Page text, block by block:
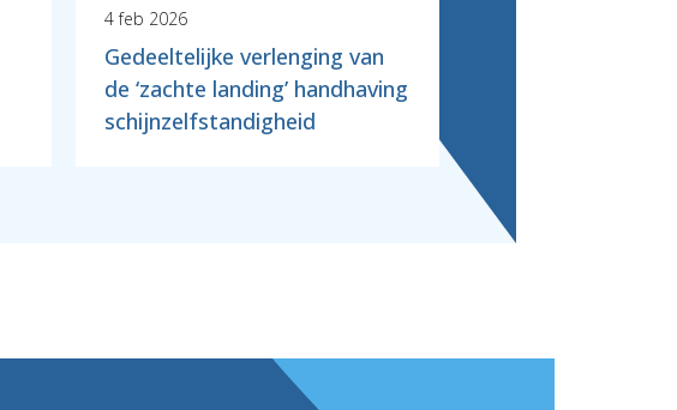
4 feb 2026
Gedeeltelijke verlenging van
de ‘zachte landing’ handhaving
schijnzelfstandigheid